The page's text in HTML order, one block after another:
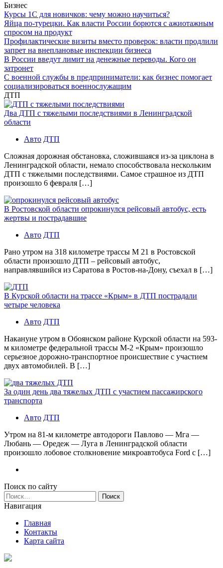
Бизнес
Курсы 1С для новичков: чему можно научиться?
Яйца по-турецки. Как власти России борются с ажиотажным
спросом на продукт
Профилактические визиты вместо проверок: власти продлили
запрет на внеплановые инспекции бизнеса
В России введут лимит на денежные переводы. Кого он
затронет
С военной службы в предприниматели: как бизнес помогает
социализироваться военнослужащим
ДТП
Два ДТП с тяжелыми последствиями в Ленинградской
области
Авто ДТП
Сложная дорожная обстановка, сложившаяся из-за циклона в
Ленинградской области, немало способствовала нескольким
ДТП с тяжелыми последствиями. Самое страшное из ДТП
произошло 6 февраля […]
В Ростовской области опрокинулся рейсовый автобус, есть
жертвы и пострадавшие
Авто ДТП
Рано утром на 318 километре трассы М 21 в Ростовской
области произошло ДТП – рейсовый автобус,
направлявшийся из Саратова в Ростов-на-Дону, съехал в […]
В Курской области на трассе «Крым» в ДТП пострадали
четыре человека
Авто ДТП
Накануне утром в Обоянском районе Курской области на 593-
м километре федеральной трассы М-2 «Крым» произошло
серьезное дорожно-транспортное происшествие с участием
двух автомобилей. В […]
За один день два тяжелых ДТП с участием пассажирского
транспорта
Авто ДТП
Утром на 81-м километре автодороги Павлово — Мга —
Любань — Оредеж — Луга в Ленинградской области
произошло лобовое столкновение микроавтобуса Ford с […]
Поиск по сайту
Найти:
Навигация
Главная
Контакты
Карта сайта